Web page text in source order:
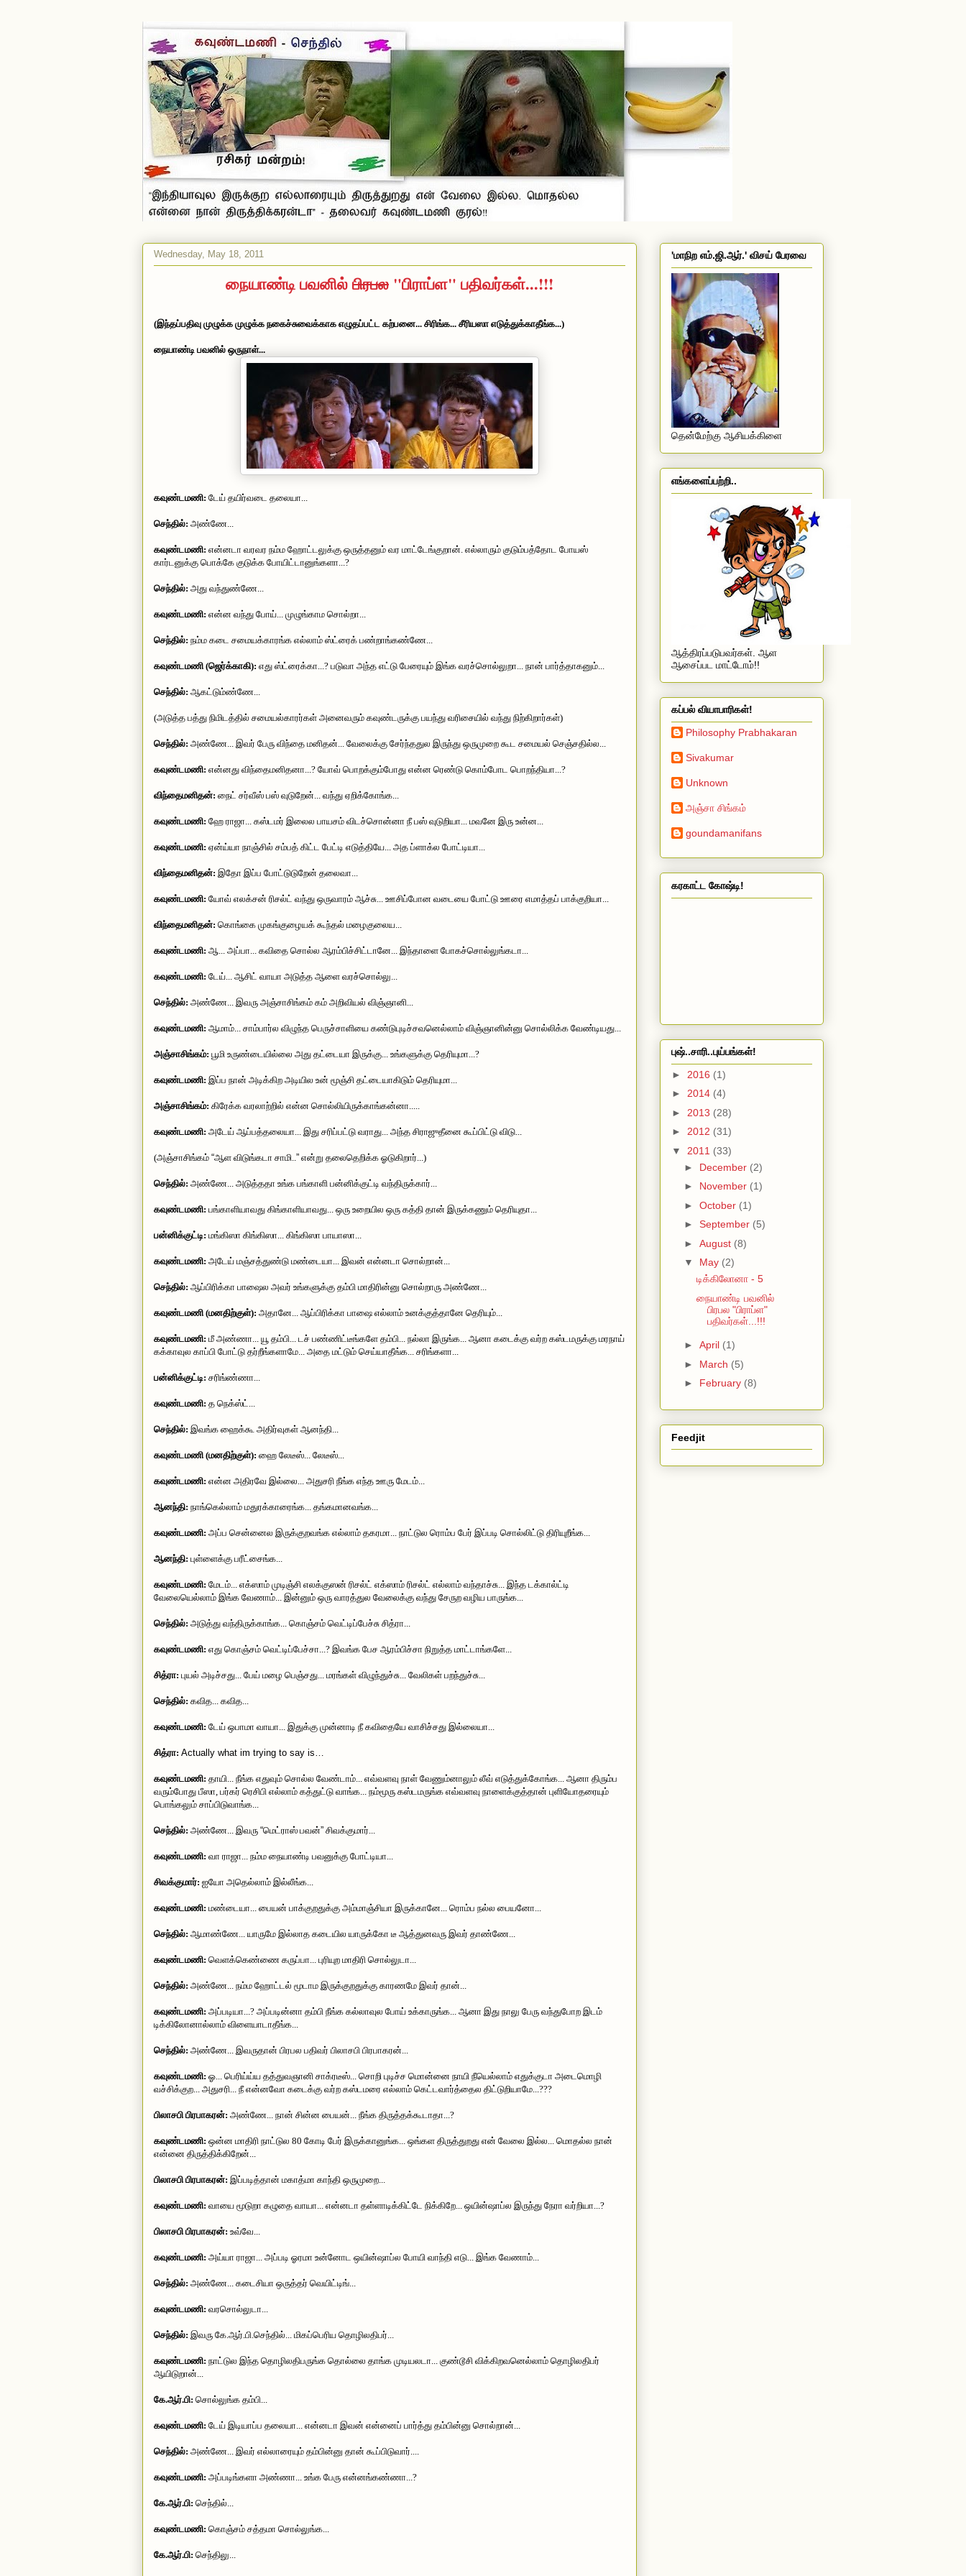
Wednesday, May 18, 2011
நையாண்டி பவனில்பிரபல "பிராப்ள" பதிவர்கள்...!!!
(இந்தப்பதிவு முழுக்க முழுக்க நகைச்சுவைக்காக எழுதப்பட்ட கற்பனை... சிரிங்க... சீரியஸா எடுத்துக்காதீங்க...)
நையாண்டி பவனில் ஒருநாள்...
கவுண்டமணி: டேய் தயிர்வடை தலையா...
செந்தில்: அண்ணே...
கவுண்டமணி: என்னடா வரவர நம்ம ஹோட்டலுக்கு ஒருத்தனும் வர மாட்டேங்குறான். எல்லாரும் குடும்பத்தோட போயஸ்
கார்டனுக்கு பொக்கே குடுக்க போயிட்டானுங்களா...?
செந்தில்: அது வந்துண்ணே...
கவுண்டமணி: என்ன வந்து போய்... முழுங்காம சொல்றா...
செந்தில்: நம்ம கடை சமையக்காரங்க எல்லாம் ஸ்ட்ரைக் பண்றாங்கண்ணே...
கவுண்டமணி (ஜெர்க்காகி): எது ஸ்ட்ரைக்கா...? படுவா அந்த எட்டு பேரையும் இங்க வரச்சொல்லுறா... நான் பார்த்தாகனும்...
செந்தில்: ஆகட்டும்ண்ணே...
(அடுத்த பத்து நிமிடத்தில் சமையல்காரர்கள் அனைவரும் கவுண்டருக்கு பயந்து வரிசையில் வந்து நிற்கிறார்கள்)
செந்தில்: அண்ணே... இவர் பேரு விந்தை மனிதன்... வேலைக்கு சேர்ந்ததுல இருந்து ஒருமுறை கூட சமையல் செஞ்சதில்ல...
கவுண்டமணி: என்னது விந்தைமனிதனா...? யோவ் பொறக்கும்போது என்ன ரெண்டு கொம்போட பொறந்தியா...?
விந்தைமனிதன்: நைட் சர்வீஸ் பஸ் வுடுறேன்... வந்து ஏறிக்கோங்க...
கவுண்டமணி: ஹே ராஜா... கஸ்டமர் இலைல பாயசம் விடச்சொன்னா நீ பஸ் வுடுறியா... மவனே இரு உன்ன...
கவுண்டமணி: ஏன்ய்யா நாஞ்சில் சம்பத் கிட்ட பேட்டி எடுத்தியே... அத ப்ளாக்ல போட்டியா...
விந்தைமனிதன்: இதோ இப்ப போட்டுடுறேன் தலைவா...
கவுண்டமணி: யோவ் எலக்சன் ரிசல்ட் வந்து ஒருவாரம் ஆச்சு... ஊசிப்போன வடையை போட்டு ஊரை எமாத்தப் பாக்குறியா...
விந்தைமனிதன்: கொங்கை முகங்குழையக் கூந்தல் மழைகுலைய...
கவுண்டமணி: ஆ... அப்பா... கவிதை சொல்ல ஆரம்பிச்சிட்டானே... இந்தாளை போகச்சொல்லுங்கடா...
கவுண்டமணி: டேய்... ஆசிட் வாயா அடுத்த ஆளை வரச்சொல்லு...
செந்தில்: அண்ணே... இவரு அஞ்சாசிங்கம் கம் அறிவியல் விஞ்ஞானி...
கவுண்டமணி: ஆமாம்... சாம்பார்ல விழுந்த பெருச்சாளியை கண்டுபுடிச்சவனெல்லாம் விஞ்ஞானின்னு சொல்லிக்க வேண்டியது...
அஞ்சாசிங்கம்: பூமி உருண்டையில்லை அது தட்டையா இருக்கு... உங்களுக்கு தெரியுமா...?
கவுண்டமணி: இப்ப நான் அடிக்கிற அடியில உன் மூஞ்சி தட்டையாகிடும் தெரியுமா...
அஞ்சாசிங்கம்: கிரேக்க வரலாற்றில் என்ன சொல்லியிருக்காங்கன்னா.....
கவுண்டமணி: அடேய் ஆப்பத்தலையா... இது சரிப்பட்டு வராது... அந்த சிராஜுதீனை கூப்பிட்டு விடு...
(அஞ்சாசிங்கம் “ஆள விடுங்கடா சாமி..” என்று தலைதெறிக்க ஓடுகிறார்...)
செந்தில்: அண்ணே... அடுத்ததா உங்க பங்காளி பன்னிக்குட்டி வந்திருக்கார்...
கவுண்டமணி: பங்காளியாவது கிங்காளியாவது... ஒரு உறையில ஒரு கத்தி தான் இருக்கணும் தெரியுதா...
பன்னிக்குட்டி: மங்கிஸா கிங்கிஸா... கிங்கிஸா பாயாஸா...
கவுண்டமணி: அடேய் மஞ்சத்துண்டு மண்டையா... இவன் என்னடா சொல்றான்...
செந்தில்: ஆப்பிரிக்கா பாஷைல அவர் உங்களுக்கு தம்பி மாதிரின்னு சொல்றாரு அண்ணே...
கவுண்டமணி (மனதிற்குள்): அதானே... ஆப்பிரிக்கா பாஷை எல்லாம் உனக்குத்தானே தெரியும்...
கவுண்டமணி: மீ அண்ணா... யூ தம்பி... டச் பண்ணிட்டீங்களே தம்பி... நல்லா இருங்க... ஆனா கடைக்கு வர்ற கஸ்டமருக்கு மரநாய்
கக்காவுல காப்பி போட்டு தர்றீங்களாமே... அதை மட்டும் செய்யாதீங்க... சரிங்களா...
பன்னிக்குட்டி: சரிங்ண்ணா...
கவுண்டமணி: த நெக்ஸ்ட்...
செந்தில்: இவங்க ஹைக்கூ அதிர்வுகள் ஆனந்தி...
கவுண்டமணி (மனதிற்குள்): ஹை லேடீஸ்... லேடீஸ்...
கவுண்டமணி: என்ன அதிரவே இல்லை... அதுசரி நீங்க எந்த ஊரு மேடம்...
ஆனந்தி: நாங்கெல்லாம் மதுரக்காரைங்க... தங்கமானவங்க...
கவுண்டமணி: அப்ப சென்னைல இருக்குறவங்க எல்லாம் தகரமா... நாட்டுல ரொம்ப பேர் இப்படி சொல்லிட்டு திரியுறீங்க...
ஆனந்தி: புள்ளைக்கு பரீட்சைங்க...
கவுண்டமணி: மேடம்... எக்ஸாம் முடிஞ்சி எலக்குஸன் ரிசல்ட் எக்ஸாம் ரிசல்ட் எல்லாம் வந்தாச்சு... இந்த டக்கால்ட்டி
வேலையெல்லாம் இங்க வேணாம்... இன்னும் ஒரு வாரத்துல வேலைக்கு வந்து சேருற வழிய பாருங்க...
செந்தில்: அடுத்து வந்திருக்காங்க... கொஞ்சம் வெட்டிப்பேச்சு சித்ரா...
கவுண்டமணி: எது கொஞ்சம் வெட்டிப்பேச்சா...? இவங்க பேச ஆரம்பிச்சா நிறுத்த மாட்டாங்களே...
சித்ரா: புயல் அடிச்சது... பேய் மழை பெஞ்சது... மரங்கள் விழுந்துச்சு... வேலிகள் பறந்துச்சு...
செந்தில்: கவித... கவித...
கவுண்டமணி: டேய் ஒபாமா வாயா... இதுக்கு முன்னாடி நீ கவிதையே வாசிச்சது இல்லையா...
சித்ரா: Actually what im trying to say is…
கவுண்டமணி: தாயி... நீங்க எதுவும் சொல்ல வேண்டாம்... எவ்வளவு நாள் வேணும்னாலும் லீவ் எடுத்துக்கோங்க... ஆனா திரும்ப
வரும்போது பீஸா, பர்கர் ரெசிபி எல்லாம் கத்துட்டு வாங்க... நம்மூரு கஸ்டமருங்க எவ்வளவு நாளைக்குத்தான் புளியோதரையும்
பொங்கலும் சாப்பிடுவாங்க...
செந்தில்: அண்ணே... இவரு “மெட்ராஸ் பவன்” சிவக்குமார்...
கவுண்டமணி: வா ராஜா... நம்ம நையாண்டி பவனுக்கு போட்டியா...
சிவக்குமார்: ஐயோ அதெல்லாம் இல்லீங்க...
கவுண்டமணி: மண்டையா... பையன் பாக்குறதுக்கு அம்மாஞ்சியா இருக்கானே... ரொம்ப நல்ல பையனோ...
செந்தில்: ஆமாண்ணே... யாருமே இல்லாத கடையில யாருக்கோ டீ ஆத்துனவரு இவர் தாண்ணே...
கவுண்டமணி: வெளக்கெண்ணை கருப்பா... புரியுற மாதிரி சொல்லுடா...
செந்தில்: அண்ணே... நம்ம ஹோட்டல் மூடாம இருக்குறதுக்கு காரணமே இவர் தான்...
கவுண்டமணி: அப்படியா...? அப்படின்னா தம்பி நீங்க கல்லாவுல போய் உக்காருங்க... ஆனா இது நாலு பேரு வந்துபோற இடம்
டிக்கிலோனால்லாம் விளையாடாதீங்க...
செந்தில்: அண்ணே... இவருதான் பிரபல பதிவர் பிலாசபி பிரபாகரன்...
கவுண்டமணி: ஓ... பெரிய்ய்ய தத்துவஞானி சாக்ரடீஸ்... சொறி புடிச்ச மொன்னை நாயி நீயெல்லாம் எதுக்குடா அடைமொழி
வச்சிக்குற... அதுசரி... நீ என்னவோ கடைக்கு வர்ற கஸ்டமரை எல்லாம் கெட்டவார்த்தைல திட்டுறியாமே...???
பிலாசபி பிரபாகரன்: அண்ணே... நான் சின்ன பையன்... நீங்க திருத்தக்கூடாதா...?
கவுண்டமணி: ஒன்ன மாதிரி நாட்டுல 80 கோடி பேர் இருக்கானுங்க... ஒங்கள திருத்துறது என் வேலை இல்ல... மொதல்ல நான்
என்னை திருத்திக்கிறேன்...
பிலாசபி பிரபாகரன்: இப்படித்தான் மகாத்மா காந்தி ஒருமுறை...
கவுண்டமணி: வாயை மூடுறா கழுதை வாயா... என்னடா தள்ளாடிக்கிட்டே நிக்கிறே... ஒயின்ஷாப்ல இருந்து நேரா வர்றியா...?
பிலாசபி பிரபாகரன்: உவ்வே...
கவுண்டமணி: அய்யா ராஜா... அப்படி ஓரமா உன்னோட ஒயின்ஷாப்ல போயி வாந்தி எடு... இங்க வேணாம்...
செந்தில்: அண்ணே... கடைசியா ஒருத்தர் வெயிட்டிங்...
கவுண்டமணி: வரசொல்லுடா...
செந்தில்: இவரு கே.ஆர்.பி.செந்தில்... மிகப்பெரிய தொழிலதிபர்...
கவுண்டமணி: நாட்டுல இந்த தொழிலதிபருங்க தொல்லை தாங்க முடியலடா... குண்டூசி விக்கிறவனெல்லாம் தொழிலதிபர்
ஆயிடுறான்...
கே.ஆர்.பி: சொல்லுங்க தம்பி...
கவுண்டமணி: டேய் இடியாப்ப தலையா... என்னடா இவன் என்னைப் பார்த்து தம்பின்னு சொல்றான்...
செந்தில்: அண்ணே... இவர் எல்லாரையும் தம்பின்னு தான் கூப்பிடுவார்....
கவுண்டமணி: அப்படிங்களா அண்ணா... உங்க பேரு என்னங்கண்ணா...?
கே.ஆர்.பி: செந்தில்...
கவுண்டமணி: கொஞ்சம் சத்தமா சொல்லுங்க...
கே.ஆர்.பி: செந்திலு...
'மாநிற எம்.ஜி.ஆர்.' விசய் பேரவை
தென்மேற்கு ஆசியக்கிளை
எங்களைப்பற்றி..
ஆத்திரப்படுபவர்கள். ஆள
ஆசைப்பட மாட்டோம்!!
கப்பல் வியாபாரிகள்!
Philosophy Prabhakaran
Sivakumar
Unknown
அஞ்சா சிங்கம்
goundamanifans
கரகாட்ட கோஷ்டி!
புஷ்..சாரி..புய்பங்கள்!
► 2016 (1)
► 2014 (4)
► 2013 (28)
► 2012 (31)
▼ 2011 (33)
► December (2)
► November (1)
► October (1)
► September (5)
► August (8)
▼ May (2)
டிக்கிலோனா - 5
நையாண்டி பவனில்
பிரபல "பிராப்ள"
பதிவர்கள்...!!!
► April (1)
► March (5)
► February (8)
Feedjit